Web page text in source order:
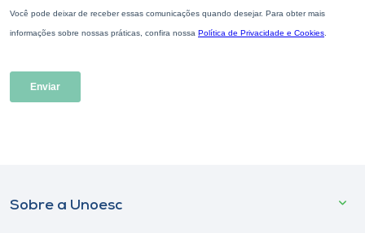
Sobre a Unoesc